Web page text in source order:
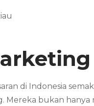
di Indonesia
Mereka bukan